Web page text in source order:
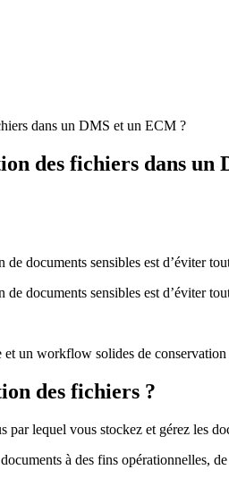
dans un DMS et un ECM ?
des fichiers dans un
documents sensibles est d’éviter
documents sensibles est d’éviter
un workflow solides de
des fichiers ?
par lequel vous stockez et gérez les
à des fins